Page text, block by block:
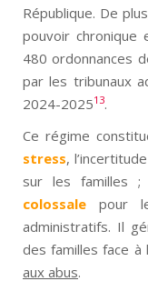
République. De
pouvoir chronique
480 ordonnances
par les tribunaux
2024-202513.
Ce régime
stress,
sur les familles ;
colossale pour
administratifs. Il
des familles face à
aux abus.